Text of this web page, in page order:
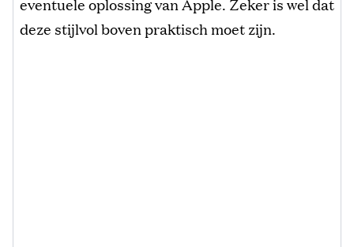
deze stijlvol boven praktisch moet zijn.